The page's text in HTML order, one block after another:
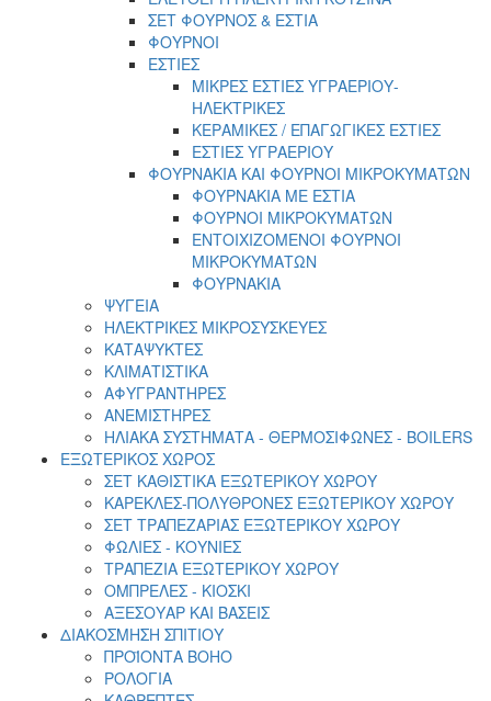
ΣΕΤ ΦΟΥΡΝΟΣ & ΕΣΤΙΑ
ΦΟΥΡΝΟΙ
ΕΣΤΙΕΣ
ΜΙΚΡΕΣ ΕΣΤΙΕΣ ΥΓΡΑΕΡΙΟΥ-
ΗΛΕΚΤΡΙΚΕΣ
ΚΕΡΑΜΙΚΕΣ / ΕΠΑΓΩΓΙΚΕΣ ΕΣΤΙΕΣ
ΕΣΤΙΕΣ ΥΓΡΑΕΡΙΟΥ
ΦΟΥΡΝΑΚΙΑ ΚΑΙ ΦΟΥΡΝΟΙ ΜΙΚΡΟΚΥΜΑΤΩΝ
ΦΟΥΡΝΑΚΙΑ ΜΕ ΕΣΤΙΑ
ΦΟΥΡΝΟΙ ΜΙΚΡΟΚΥΜΑΤΩΝ
ΕΝΤΟΙΧΙΖΟΜΕΝΟΙ ΦΟΥΡΝΟΙ
ΜΙΚΡΟΚΥΜΑΤΩΝ
ΦΟΥΡΝΑΚΙΑ
ΨΥΓΕΙΑ
ΗΛΕΚΤΡΙΚΕΣ ΜΙΚΡΟΣΥΣΚΕΥΕΣ
ΚΑΤΑΨΥΚΤΕΣ
ΚΛΙΜΑΤΙΣΤΙΚΑ
ΑΦΥΓΡΑΝΤΗΡΕΣ
ΑΝΕΜΙΣΤΗΡΕΣ
ΗΛΙΑΚΑ ΣΥΣΤΗΜΑΤΑ - ΘΕΡΜΟΣΙΦΩΝΕΣ - BOILERS
ΕΞΩΤΕΡΙΚΟΣ ΧΩΡΟΣ
ΣΕΤ ΚΑΘΙΣΤΙΚΑ ΕΞΩΤΕΡΙΚΟΥ ΧΩΡΟΥ
ΚΑΡΕΚΛΕΣ-ΠΟΛΥΘΡΟΝΕΣ ΕΞΩΤΕΡΙΚΟΥ ΧΩΡΟΥ
ΣΕΤ ΤΡΑΠΕΖΑΡΙΑΣ ΕΞΩΤΕΡΙΚΟΥ ΧΩΡΟΥ
ΦΩΛΙΕΣ - ΚΟΥΝΙΕΣ
ΤΡΑΠΕΖΙΑ ΕΞΩΤΕΡΙΚΟΥ ΧΩΡΟΥ
ΟΜΠΡΕΛΕΣ - ΚΙΟΣΚΙ
ΑΞΕΣΟΥΑΡ ΚΑΙ ΒΑΣΕΙΣ
ΔΙΑΚΟΣΜΗΣΗ ΣΠΙΤΙΟΥ
ΠΡΟΪΟΝΤΑ BOHO
ΡΟΛΟΓΙΑ